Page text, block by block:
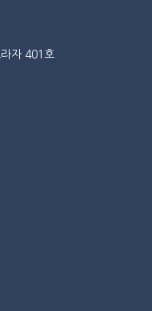
자 401호